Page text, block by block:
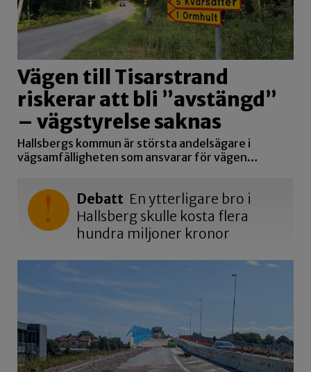
Vägen till Tisarstrand
riskerar att bli ”avstängd”
– vägstyrelse saknas
Hallsbergs kommun är största andelsägare i
vägsamfälligheten som ansvarar för vägen…
Debatt En ytterligare bro i
Hallsberg skulle kosta flera
hundra miljoner kronor